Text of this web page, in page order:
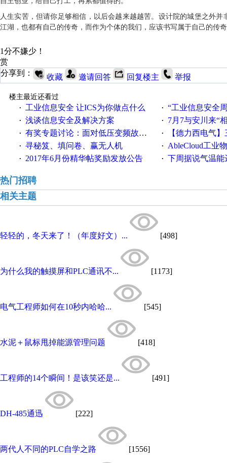
人生实苦，但请你足够相信，以后会越来越越苦。设计院的城堡之外
江湖，也都有自己的传奇，而作为个体的我们，应该书写属于自己的传
1分不嫌少！
赏
分享到：
收藏 邀请回答 回复楼主 举报
楼主最近还看过
·
工业信息安全 让ICS为你做点什么 · “工业信息安全周之我见”
· 浅谈信息安全及解决方案 · 7月7与安川来“
· 有奖专题讨论：面对低压变频故障，老手是这样解决的！ · 【德力西电气】三
· 寻秘笈、填问卷、赢无人机 · AbleCloud工业物联
· 2017年6月份精华帖奖励发放公告 · 下周据说气温能
热门招聘
相关主题
轻轻的，冬天来了！（年度好文）... [498]
为什么我的触摸屏和PLC通讯不... [1173]
电气工程师如何在10秒内哈哈... [545]
水泥＋鼠标甩掉能源管理问题 [418]
工程师的14个瞬间！是该笑还是... [491]
DH-485通迅 [222]
两代人不同的PLC自学之路 [1556]